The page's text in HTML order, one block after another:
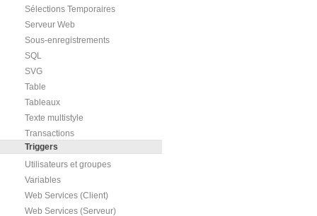
Sélections Temporaires
Serveur Web
Sous-enregistrements
SQL
SVG
Table
Tableaux
Texte multistyle
Transactions
Triggers
Utilisateurs et groupes
Variables
Web Services (Client)
Web Services (Serveur)